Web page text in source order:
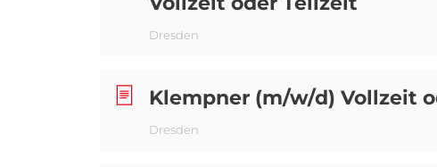
Dresden
Klempner (m/w/d) Vollzeit
Dresden